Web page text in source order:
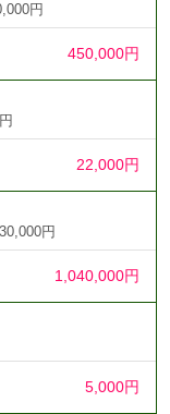
円
450,000円
22,000円
円
1,040,000円
5,000円